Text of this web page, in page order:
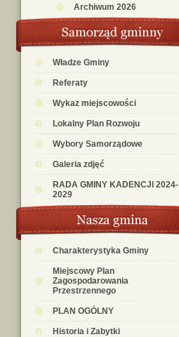
Archiwum 2026
Władze Gminy
Referaty
Wykaz miejscowości
Lokalny Plan Rozwoju
Wybory Samorządowe
Galeria zdjęć
RADA GMINY KADENCJI 2024-
2029
Charakterystyka Gminy
Miejscowy Plan
Zagospodarowania
Przestrzennego
PLAN OGÓLNY
Historia i Zabytki